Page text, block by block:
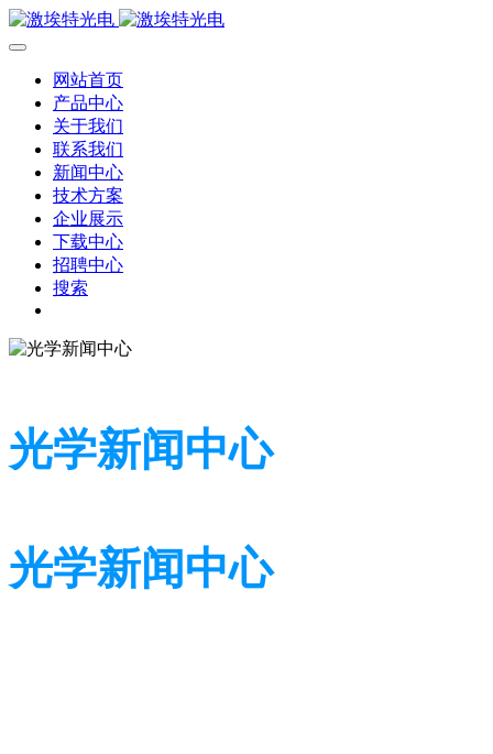
网站首页
产品中心
关于我们
联系我们
新闻中心
技术方案
企业展示
下载中心
招聘中心
搜索
光学新闻中心
光学新闻中心